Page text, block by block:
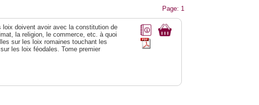
Page: 1
loix doivent avoir avec la constitution de
la religion, le commerce, etc. à quoi
sur les loix romaines touchant les
les loix féodales. Tome premier